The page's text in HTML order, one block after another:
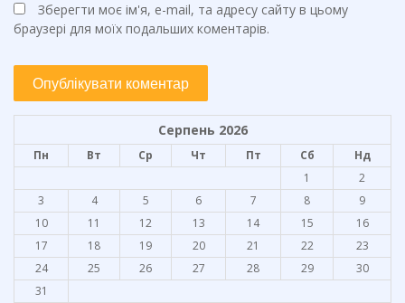
Зберегти моє ім'я, e-mail, та адресу сайту в цьому
браузері для моїх подальших коментарів.
Серпень 2026
Пн Вт Ср Чт Пт Сб
Нд
1
2
3
4 5 6 7 8
9
10
11 12 13 14 15
16
17
18 19 20 21 22
23
24
25 26 27 28 29
30
31